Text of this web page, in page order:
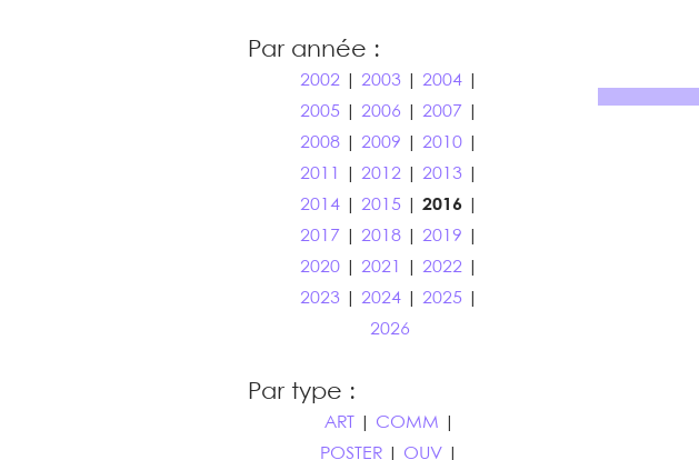
Par année :
2002 |2003 |2004
2005 |2006 |2007
2008 |2009 |2010
2011
|2012 |2013
2014 |2015 |2016
2017 |2018 |2019
2020 |2021 |2022
2023 |2024 |2025
2026
Par type :
ART COMM
POSTER
OUV